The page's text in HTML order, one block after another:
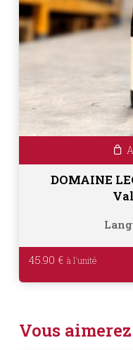
DOMAINE
45.90 €
Vous